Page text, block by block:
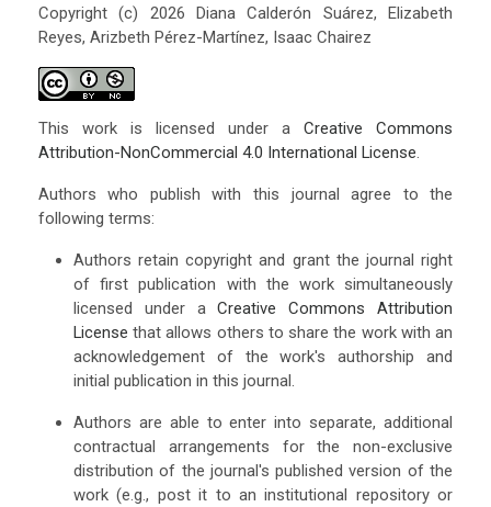
Copyright (c) 2026 Diana Calderón Suárez, Elizabeth
Reyes, Arizbeth Pérez-Martínez, Isaac Chairez
This work is licensed under aCreative Commons
Attribution-NonCommercial 4.0 International License.
Authors who publish with this journal agree to the
following terms:
Authors retain copyright and grant the journal right
of first publication with the work simultaneously
licensed under aCreative Commons Attribution
License that allows others to share the work with an
acknowledgement of the work's authorship and
initial publication in this journal.
Authors are able to enter into separate, additional
contractual arrangements for the non-exclusive
distribution of the journal's published version of the
work (e.g., post it to an institutional repository or